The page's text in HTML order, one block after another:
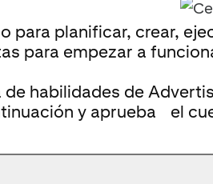
para planificar, crear,
para empezar a
de habilidades de
y aprueba el